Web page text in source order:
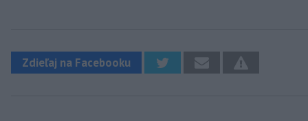
Zdieľaj na Facebooku